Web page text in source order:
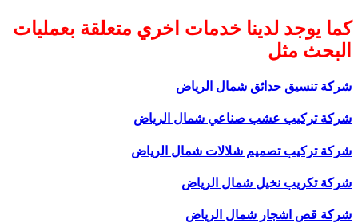
كما يوجد لدينا خدمات اخري متعلقة بعمليات
البحث مثل
شركة تنسيق حدائق شمال الرياض
شركة تركيب عشب صناعي شمال الرياض
شركة تركيب تصميم شلالات شمال الرياض
شركة تكريب نخيل شمال الرياض
شركة قص اشجار شمال الرياض